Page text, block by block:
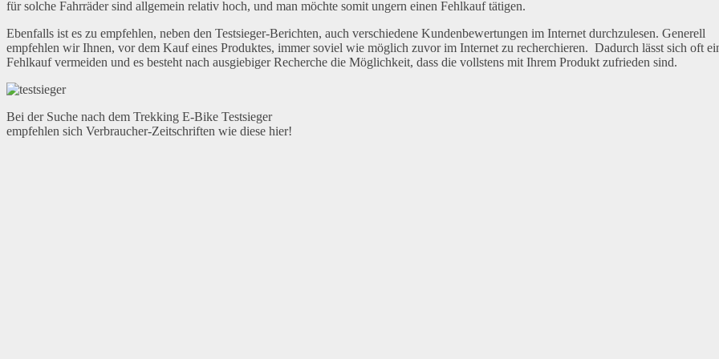
für solche Fahrräder sind allgemein relativ hoch, und man möchte somit ungern einen Fehlkauf tätigen.
Ebenfalls ist es zu empfehlen, neben den Testsieger-Berichten, auch verschiedene Kundenbewertungen im Internet durchzulesen. Generell
empfehlen wir Ihnen, vor dem Kauf eines Produktes, immer soviel wie möglich zuvor im Internet zu recherchieren. Dadurch lässt sich oft
Fehlkauf vermeiden und es besteht nach ausgiebiger Recherche die Möglichkeit, dass die vollstens mit Ihrem Produkt zufrieden sind.
Bei der Suche nach dem Trekking E-Bike Testsieger
empfehlen sich Verbraucher-Zeitschriften wie diese hier!